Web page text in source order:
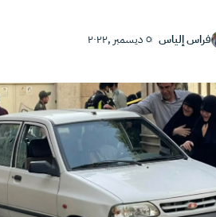
فراس إلياس ٥ ديسمبر ,٢٠٢٢